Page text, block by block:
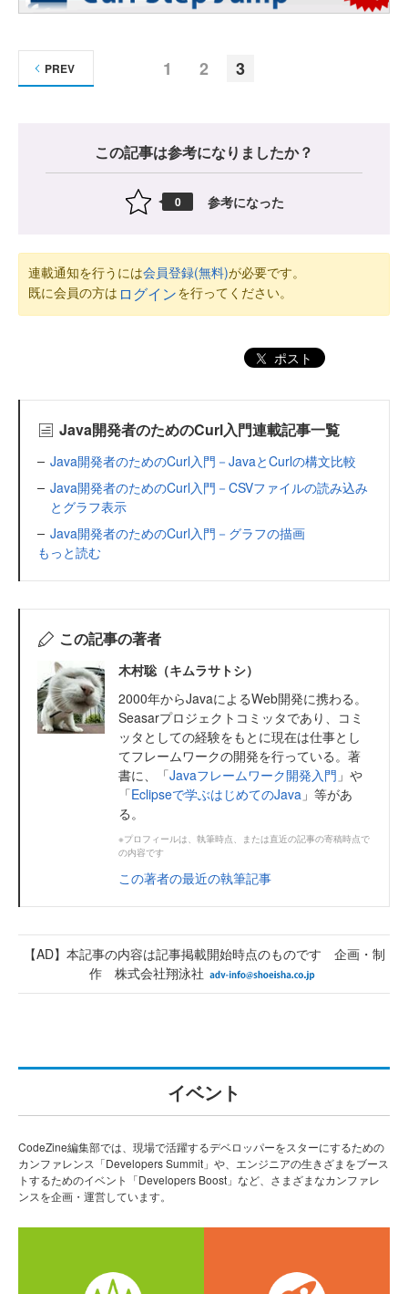
1 2 3
PREV
この記事は参考になりましたか？
0 参考になった
連載通知を行うには会員登録(無料)が必要です。
既に会員の方は ログインを行ってください。
ポスト
Java開発者のためのCurl入門連載記事一覧
Java開発者のためのCurl入門－JavaとCurlの構文比較
Java開発者のためのCurl入門－CSVファイルの読み込み
とグラフ表示
Java開発者のためのCurl入門－グラフの描画
もっと読む
この記事の著者
木村聡（キムラサトシ）
2000年からJavaによるWeb開発に携わる。
Seasarプロジェクトコミッタであり、コミ
ッタとしての経験をもとに現在は仕事とし
てフレームワークの開発を行っている。著
書に、「Javaフレームワーク開発入門 」や
「Eclipseで学ぶはじめてのJava 」等があ
る。
※プロフィールは、執筆時点、または直近の記事の寄稿時点で
の内容です
この著者の最近の執筆記事
【AD】本記事の内容は記事掲載開始時点のものです 企画・制
作 株式会社翔泳社
イベント
CodeZine編集部では、現場で活躍するデベロッパーをスターにするための
カンファレンス「Developers Summit」や、エンジニアの生きざまをブース
トするためのイベント「Developers Boost」など、さまざまなカンファレ
ンスを企画・運営しています。